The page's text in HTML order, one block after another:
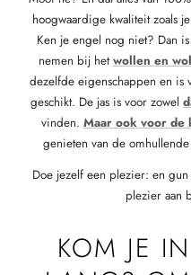
hoogwaardige kwaliteit zoals
Ken je engel nog niet? Dan
nemen bij hetwollen en
dezelfde eigenschappen en
geschikt. De jas is voor zowel
vinden. Maar ook voor de
genieten van de
Doe jezelf een plezier: en
plezier aan
KOM JE